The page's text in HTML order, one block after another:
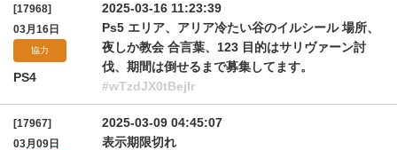
[17968]
03月16日
協力
PS4
2025-03-16 11:23:39
Ps5 エリア、アリア冷たい谷のイルシール 場所、
夜しか教会 合言葉、123 目的はサリヴァーン討
伐、期間は倒せるまで募集してます。
#wTzdJX0tBejlr
[17967]
03月09日
2025-03-09 04:45:07
表示期限切れ